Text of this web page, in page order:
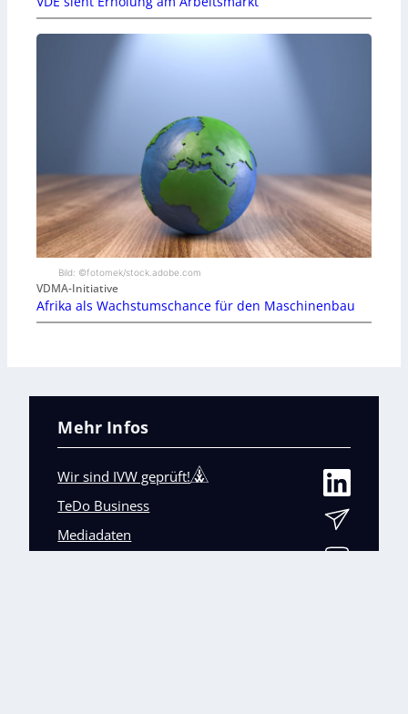
Bild: ©fotomek/stock.adobe.com
VDMA-Initiative
Afrika als Wachstumschance für den Maschinenbau
Mehr Infos
Wir sind IVW geprüft!
TeDo Business
Mediadaten